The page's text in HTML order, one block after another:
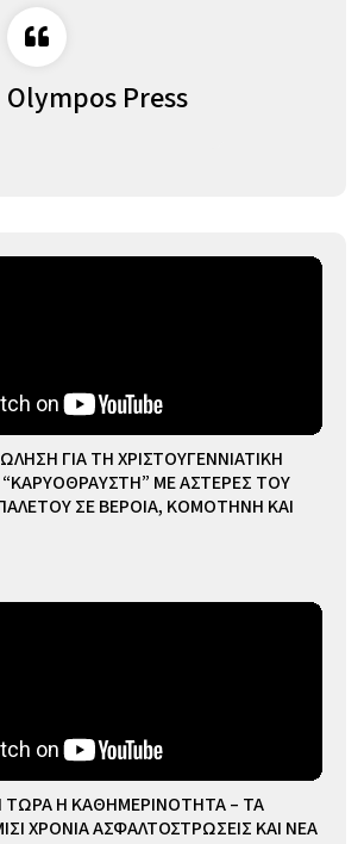
Olympos Press
ΓΙΑ ΤΗ ΧΡΙΣΤΟΥΓΕΝΝΙΑΤΙΚΗ
“ΚΑΡΥΟΘΡΑΥΣΤΗ” ΜΕ ΑΣΤΕΡΕΣ ΤΟΥ
ΣΕ ΒΕΡΟΙΑ, ΚΟΜΟΤΗΝΗ ΚΑΙ
ΤΩΡΑ Η ΚΑΘΗΜΕΡΙΝΟΤΗΤΑ – ΤΑ
ΧΡΟΝΙΑ ΑΣΦΑΛΤΟΣΤΡΩΣΕΙΣ ΚΑΙ ΝΕΑ